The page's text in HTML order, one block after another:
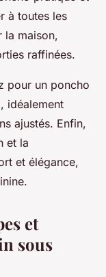
à toutes les
la maison,
raffinées.
pour un poncho
idéalement
ajustés. Enfin,
et la
et élégance,
et
sous